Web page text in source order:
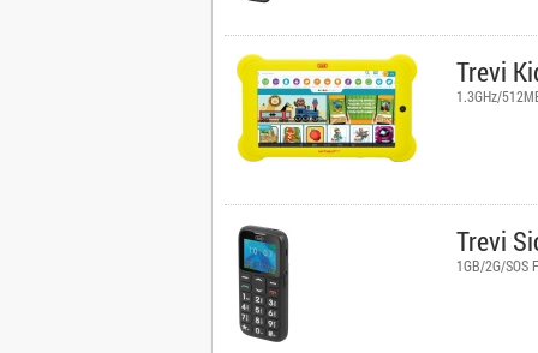
Trevi
1.3GHz/
Trevi
1GB/2G/SOS